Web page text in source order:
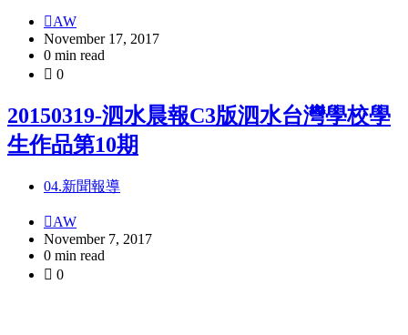
AW
November 17, 2017
0 min read
0
20150319-泗水晨報C3版泗水台灣學校學
生作品第10期
04.新聞報導
AW
November 7, 2017
0 min read
0